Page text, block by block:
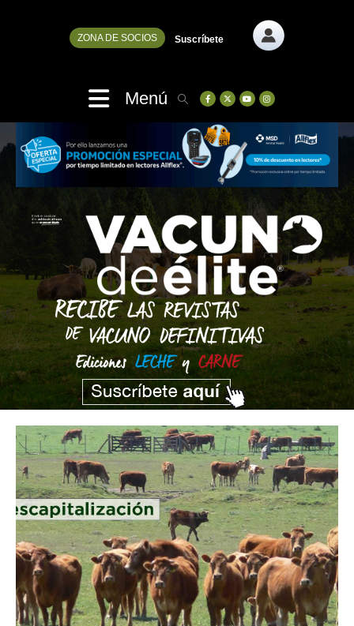
ZONA DE SOCIOS Suscríbete
Menú